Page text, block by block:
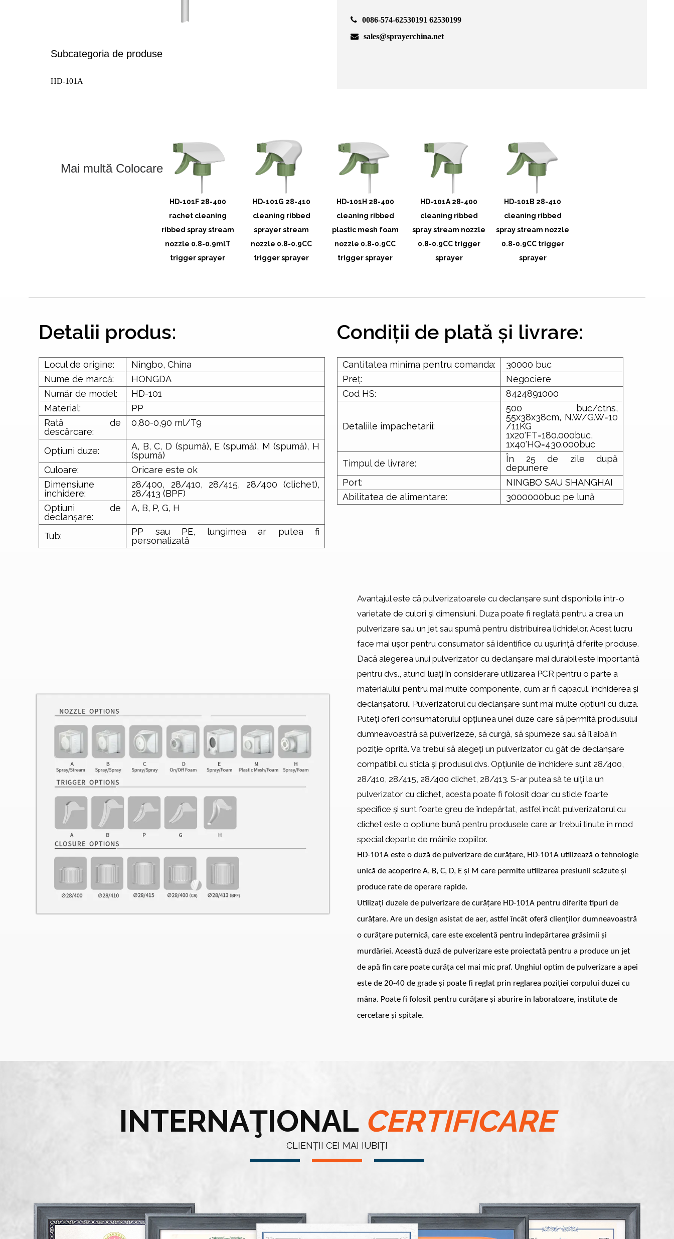
Subcategoria de produse
HD-101A
0086-574-62530191 62530199
sales@sprayerchina.net
Mai multă Colocare
HD-101F 28-400
rachet cleaning
ribbed spray stream
nozzle 0.8-0.9mlT
trigger sprayer
HD-101G 28-410
cleaning ribbed
sprayer stream
nozzle 0.8-0.9CC
trigger sprayer
HD-101H 28-400
cleaning ribbed
plastic mesh foam
nozzle 0.8-0.9CC
trigger sprayer
HD-101A 28-400
cleaning ribbed
spray stream nozzle
0.8-0.9CC trigger
sprayer
HD-101B 28-410
cleaning ribbed
spray stream nozzle
0.8-0.9CC trigger
sprayer
Detalii produs:
Locul de origine:
Ningbo, China
Nume de marcă:
HONGDA
Număr de model:
HD-101
Material:
PP
Rată de
descărcare:
0,80-0,90 ml/T9
Opțiuni duze:
A, B, C, D (spumă), E (spumă), M (spumă), H
(spumă)
Culoare:
Oricare este ok
Dimensiune
inchidere:
28/400, 28/410, 28/415, 28/400 (clichet),
28/413 (BPF)
Opțiuni de
declanșare:
A, B, P, G, H
Tub:
PP sau PE, lungimea ar putea fi
personalizată
Condiții de plată și livrare:
Cantitatea minima pentru comanda:
30000 buc
Preț:
Negociere
Cod HS:
8424891000
Detaliile impachetarii:
500 buc/ctns,
55x38x38cm, N.W/G.W=10
/11KG
1x20'FT=180.000buc,
1x40'HQ=430.000buc
Timpul de livrare:
În 25 de zile după
depunere
Port:
NINGBO SAU SHANGHAI
Abilitatea de alimentare:
3000000buc pe lună
Avantajul este că pulverizatoarele cu declanșare sunt disponibile într-o
varietate de culori și dimensiuni. Duza poate fi reglată pentru a crea un
pulverizare sau un jet sau spumă pentru distribuirea lichidelor. Acest lucru
face mai ușor pentru consumator să identifice cu ușurință diferite produse.
Dacă alegerea unui pulverizator cu declanșare mai durabil este importantă
pentru dvs., atunci luați în considerare utilizarea PCR pentru o parte a
materialului pentru mai multe componente, cum ar fi capacul, închiderea și
declanșatorul. Pulverizatorul cu declanșare sunt mai multe opțiuni cu duza.
Puteți oferi consumatorului opțiunea unei duze care să permită produsului
dumneavoastră să pulverizeze, să curgă, să spumeze sau să îl aibă în
poziție oprită. Va trebui să alegeți un pulverizator cu gât de declanșare
compatibil cu sticla și produsul dvs. Opțiunile de închidere sunt 28/400,
28/410, 28/415, 28/400 clichet, 28/413. S-ar putea să te uiți la un
pulverizator cu clichet, acesta poate fi folosit doar cu sticle foarte
specifice și sunt foarte greu de îndepărtat, astfel încât pulverizatorul cu
clichet este o opțiune bună pentru produsele care ar trebui ținute în mod
special departe de mâinile copiilor.
HD-101A este o duză de pulverizare de curățare, HD-101A utilizează o tehnologie
unică de acoperire A, B, C, D, E și M care permite utilizarea presiunii scăzute și
produce rate de operare rapide.
Utilizați duzele de pulverizare de curățare HD-101A pentru diferite tipuri de
curățare. Are un design asistat de aer, astfel încât oferă clienților dumneavoastră
o curățare puternică, care este excelentă pentru îndepărtarea grăsimii și
murdăriei. Această duză de pulverizare este proiectată pentru a produce un jet
de apă fin care poate curăța cel mai mic praf. Unghiul optim de pulverizare a apei
este de 20-40 de grade și poate fi reglat prin reglarea poziției corpului duzei cu
mâna. Poate fi folosit pentru curățare și aburire în laboratoare, institute de
cercetare și spitale.
INTERNAŢIONAL CERTIFICARE
CLIENȚII CEI MAI IUBIȚI